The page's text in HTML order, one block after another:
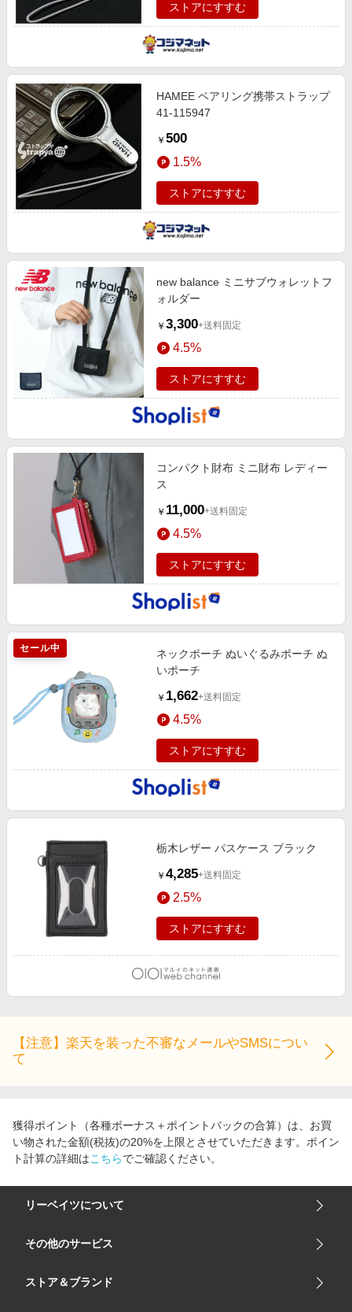
ストアにすすむ
HAMEE ベアリング携帯ストラップ
41-115947
￥ 500
1.5%
ストアにすすむ
new balance ミニサブウォレットフ
ォルダー
￥ 3,300+送料固定
4.5%
ストアにすすむ
コンパクト財布 ミニ財布 レディー
ス
￥ 11,000+送料固定
4.5%
ストアにすすむ
セール中
ネックポーチ ぬいぐるみポーチ ぬ
いポーチ
￥ 1,662+送料固定
4.5%
ストアにすすむ
栃木レザー パスケース ブラック
￥ 4,285+送料固定
2.5%
ストアにすすむ
【注意】楽天を装った不審なメールやSMSについ
て
獲得ポイント（各種ボーナス＋ポイントバックの合算）は、お買
い物された金額(税抜)の20%を上限とさせていただきます。ポイン
ト計算の詳細はこちらでご確認ください。
リーベイツについて
会社概要
サイトマップ
その他のサービス
楽天市場
ストア＆ブランド